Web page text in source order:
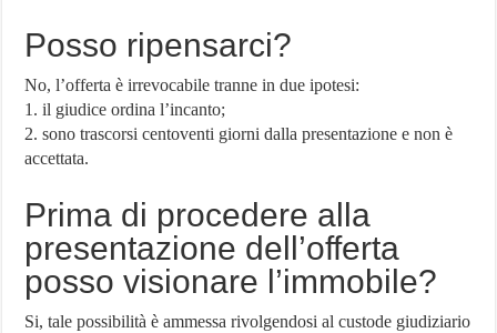
Posso ripensarci?
No, l’offerta è irrevocabile tranne in due ipotesi:
1. il giudice ordina l’incanto;
2. sono trascorsi centoventi giorni dalla presentazione e non è
accettata.
Prima di procedere alla
presentazione dell’offerta
posso visionare l’immobile?
Si, tale possibilità è ammessa rivolgendosi al custode giudiziario